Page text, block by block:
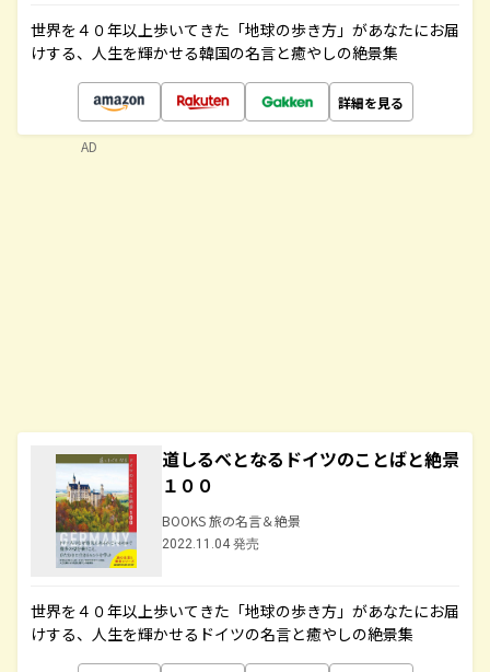
世界を４０年以上歩いてきた「地球の歩き方」があなたにお届
けする、人生を輝かせる韓国の名言と癒やしの絶景集
詳細を見る
道しるべとなるドイツのことばと絶景
１００
BOOKS 旅の名言＆絶景
2022.11.04 発売
世界を４０年以上歩いてきた「地球の歩き方」があなたにお届
けする、人生を輝かせるドイツの名言と癒やしの絶景集
AD